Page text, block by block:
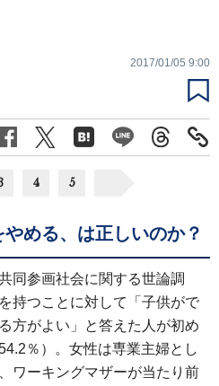
2017/01/05 9:00
4 5
める、は正しいのか？
同参画社会に関する世論調
持つことに対して「子供がで
方がよい」と答えた人が初め
％）。女性は専業主婦とし
ワーキングマザーが当たり前